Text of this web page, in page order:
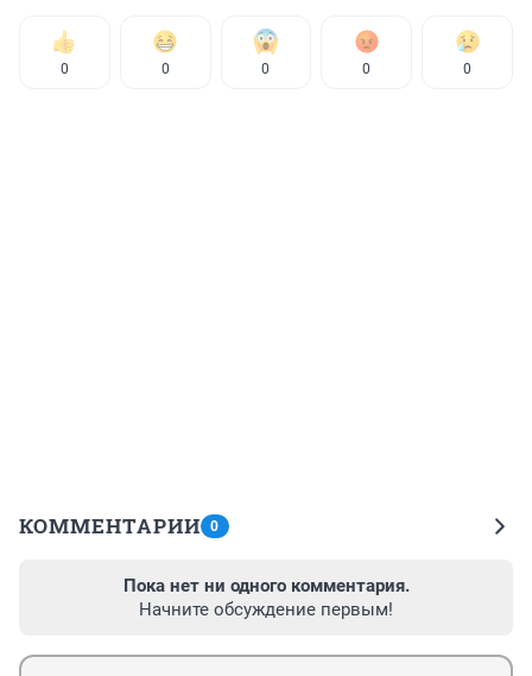
0 0 0 0 0
КОММЕНТАРИИ 0
Пока нет ни одного комментария.
Начните обсуждение первым!